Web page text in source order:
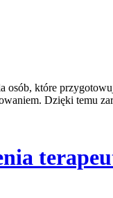
które
Dzięki temu